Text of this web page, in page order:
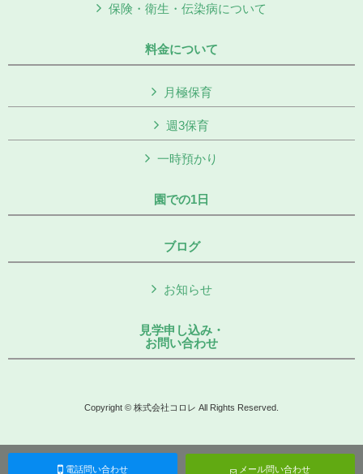
保険・衛生・伝染病について
料金について
月極保育
週3保育
一時預かり
園での1日
ブログ
お知らせ
見学申し込み・
お問い合わせ
Copyright © 株式会社コロレ All Rights Reserved.
電話問い合わせ メール問い合わせ